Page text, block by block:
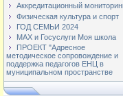
Аккредитационный
Физическая культура и спорт
ГОД СЕМЬИ 2024
МАХ и Госуслуги Моя школа
ПРОЕКТ "Адресное
методическое сопровождение и
поддержка педагогов ЕНЦ в
муниципальном пространстве